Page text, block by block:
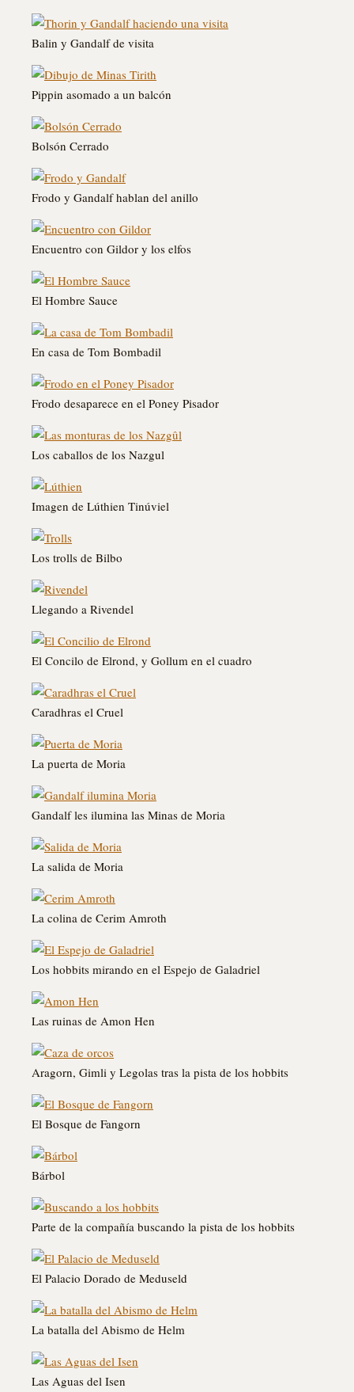
Balin y Gandalf de visita
Pippin asomado a un balcón
Bolsón Cerrado
Frodo y Gandalf hablan del anillo
Encuentro con Gildor y los elfos
El Hombre Sauce
En casa de Tom Bombadil
Frodo desaparece en el Poney Pisador
Los caballos de los Nazgul
Imagen de Lúthien Tinúviel
Los trolls de Bilbo
Llegando a Rivendel
El Concilo de Elrond, y Gollum en el cuadro
Caradhras el Cruel
La puerta de Moria
Gandalf les ilumina las Minas de Moria
La salida de Moria
La colina de Cerim Amroth
Los hobbits mirando en el Espejo de Galadriel
Las ruinas de Amon Hen
Aragorn, Gimli y Legolas tras la pista de los hobbits
El Bosque de Fangorn
Bárbol
Parte de la compañía buscando la pista de los hobbits
El Palacio Dorado de Meduseld
La batalla del Abismo de Helm
Las Aguas del Isen